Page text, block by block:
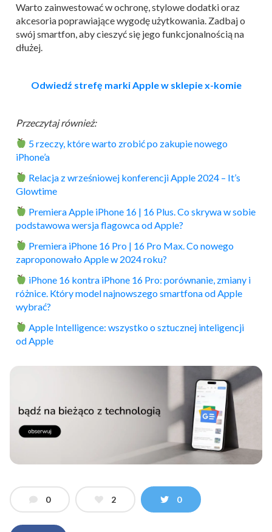
Warto zainwestować w ochronę, stylowe dodatki oraz
akcesoria poprawiające wygodę użytkowania. Zadbaj o
swój smartfon, aby cieszyć się jego funkcjonalnością na
dłużej.
Odwiedź strefę marki Apple w sklepie x-komie
Przeczytaj również:
5 rzeczy, które warto zrobić po zakupie nowego
iPhone’a
Relacja z wrześniowej konferencji Apple 2024 – It’s
Glowtime
Premiera Apple iPhone 16 | 16 Plus. Co skrywa w sobie
podstawowa wersja flagowca od Apple?
Premiera iPhone 16 Pro | 16 Pro Max. Co nowego
zaproponowało Apple w 2024 roku?
iPhone 16 kontra iPhone 16 Pro: porównanie, zmiany i
różnice. Który model najnowszego smartfona od Apple
wybrać?
Apple Intelligence: wszystko o sztucznej inteligencji
od Apple
0 2 0